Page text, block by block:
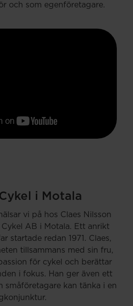
och som egenföretagare.
i Motala
vi på hos Claes Nilsson
Cykel AB i Motala. Ett anrikt
startade redan 1971. Claes,
tillsammans med sin fru,
för cykel och berättar
i fokus. Han ger även ett
småföretagare kan tänka i en